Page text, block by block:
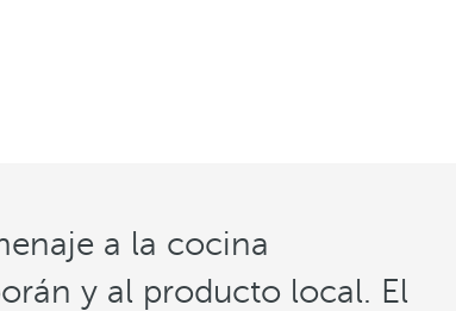
a la cocina
y al producto local. El